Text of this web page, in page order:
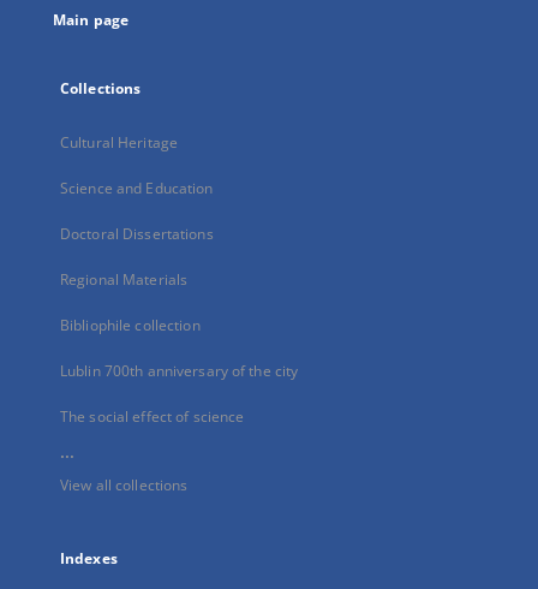
Main page
Collections
Cultural Heritage
Science and Education
Doctoral Dissertations
Regional Materials
Bibliophile collection
Lublin 700th anniversary of the city
The social effect of science
...
View all collections
Indexes